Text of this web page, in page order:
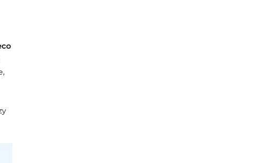
może znajdziesz coś właśnie dla siebie.